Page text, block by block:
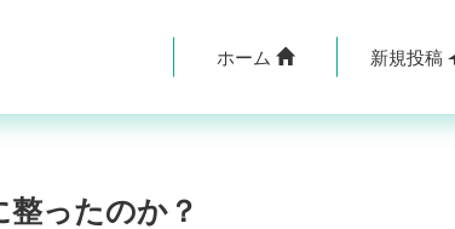
ホーム 新規投稿
ったのか？